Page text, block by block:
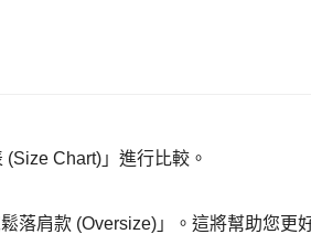
Chart)」進行比較。
落肩款 (Oversize)」。這將幫助您更